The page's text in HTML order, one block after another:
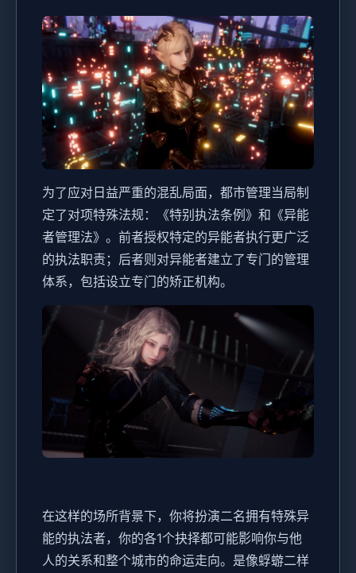
为了应对日益严重的混乱局面，都市管理当局制
定了对项特殊法规：《特别执法条例》和《异能
者管理法》。前者授权特定的异能者执行更广泛
的执法职责；后者则对异能者建立了专门的管理
体系，包括设立专门的矫正机构。
在这样的场所背景下，你将扮演二名拥有特殊异
能的执法者，你的各1个抉择都可能影响你与他
人的关系和整个城市的命运走向。是像蜉蝣二样